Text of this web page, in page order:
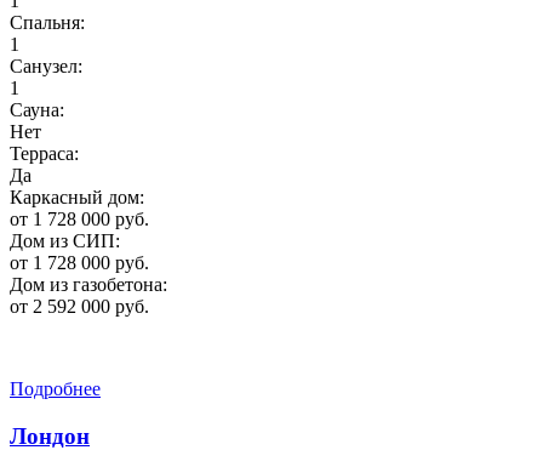
Спальня:
1
Санузел:
1
Сауна:
Нет
Терраса:
Да
Каркасный дом:
от 1 728 000 руб.
Дом из СИП:
от 1 728 000 руб.
Дом из газобетона:
от 2 592 000 руб.
Подробнее
Лондон